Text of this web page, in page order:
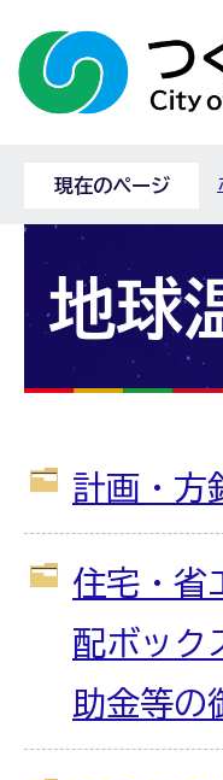
現在のページ
地球
計画・方
住宅・省
配ボック
助金等の